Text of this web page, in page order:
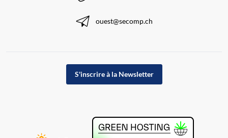
ouest@secomp.ch
S'inscrire à la Newsletter